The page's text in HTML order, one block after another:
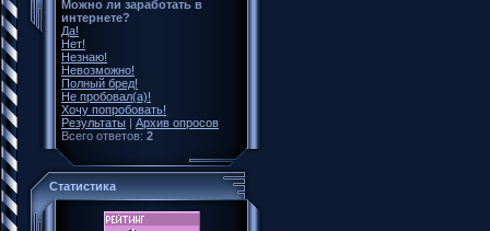
Можно ли заработать в
интернете?
Да!
Нет!
Незнаю!
Невозможно!
Полный бред!
Не пробовал(а)!
Хочу попробовать!
Результаты | Архив опросов
Всего ответов: 2
Статистика